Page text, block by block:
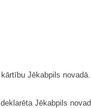
Jēkabpils novadā.
Jēkabpils